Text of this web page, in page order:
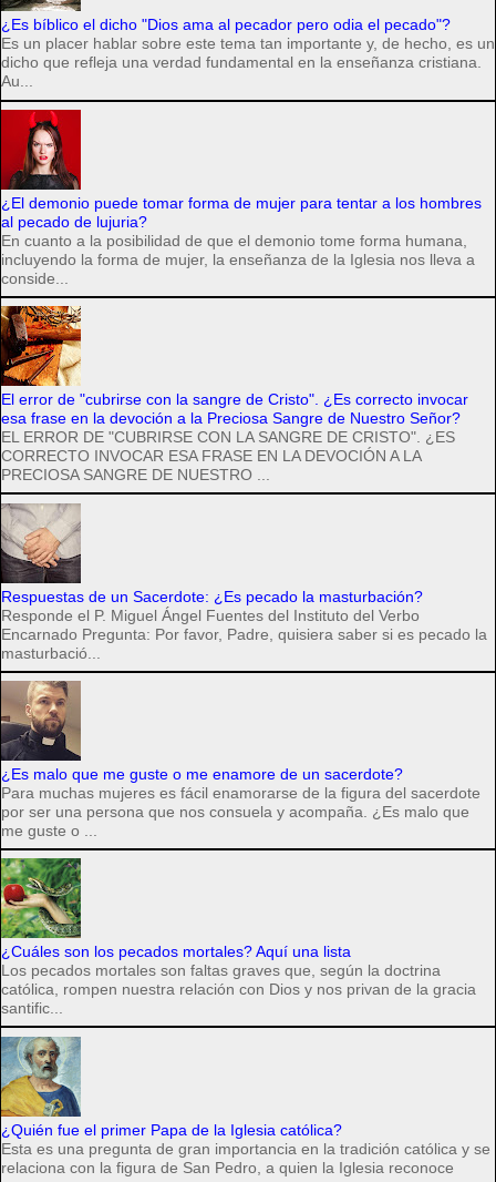
¿Es bíblico el dicho "Dios ama al pecador pero odia el pecado"?
Es un placer hablar sobre este tema tan importante y, de hecho, es un
dicho que refleja una verdad fundamental en la enseñanza cristiana.
Au...
¿El demonio puede tomar forma de mujer para tentar a los hombres
al pecado de lujuria?
En cuanto a la posibilidad de que el demonio tome forma humana,
incluyendo la forma de mujer, la enseñanza de la Iglesia nos lleva a
conside...
El error de "cubrirse con la sangre de Cristo". ¿Es correcto invocar
esa frase en la devoción a la Preciosa Sangre de Nuestro Señor?
EL ERROR DE "CUBRIRSE CON LA SANGRE DE CRISTO". ¿ES
CORRECTO INVOCAR ESA FRASE EN LA DEVOCIÓN A LA
PRECIOSA SANGRE DE NUESTRO ...
Respuestas de un Sacerdote: ¿Es pecado la masturbación?
Responde el P. Miguel Ángel Fuentes del Instituto del Verbo
Encarnado Pregunta: Por favor, Padre, quisiera saber si es pecado la
masturbació...
¿Es malo que me guste o me enamore de un sacerdote?
Para muchas mujeres es fácil enamorarse de la figura del sacerdote
por ser una persona que nos consuela y acompaña. ¿Es malo que
me guste o ...
¿Cuáles son los pecados mortales? Aquí una lista
Los pecados mortales son faltas graves que, según la doctrina
católica, rompen nuestra relación con Dios y nos privan de la gracia
santific...
¿Quién fue el primer Papa de la Iglesia católica?
Esta es una pregunta de gran importancia en la tradición católica y se
relaciona con la figura de San Pedro, a quien la Iglesia reconoce